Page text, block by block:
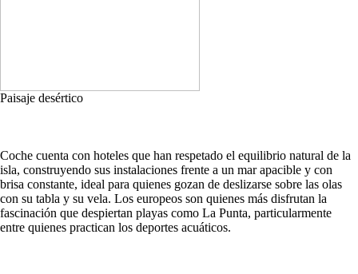
Paisaje desértico
Coche cuenta con hoteles que han respetado el equilibrio natural de la
isla, construyendo sus instalaciones frente a un mar apacible y con
brisa constante, ideal para quienes gozan de deslizarse sobre las olas
con su tabla y su vela. Los europeos son quienes más disfrutan la
fascinación que despiertan playas como La Punta, particularmente
entre quienes practican los deportes acuáticos.